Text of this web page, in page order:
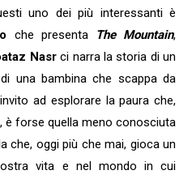
uno dei più interessanti è
che presenta The Mountain,
Nasrci narra la storia di un
una bambina che scappa da
ad esplorare la paura che,
è forse quella meno conosciuta
che, oggi più che mai, gioca un
vita e nel mondo in cui